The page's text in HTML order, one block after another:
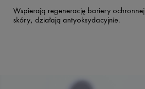
Wspierają regenerację bariery ochronnej
skóry, działają antyoksydacyjnie.